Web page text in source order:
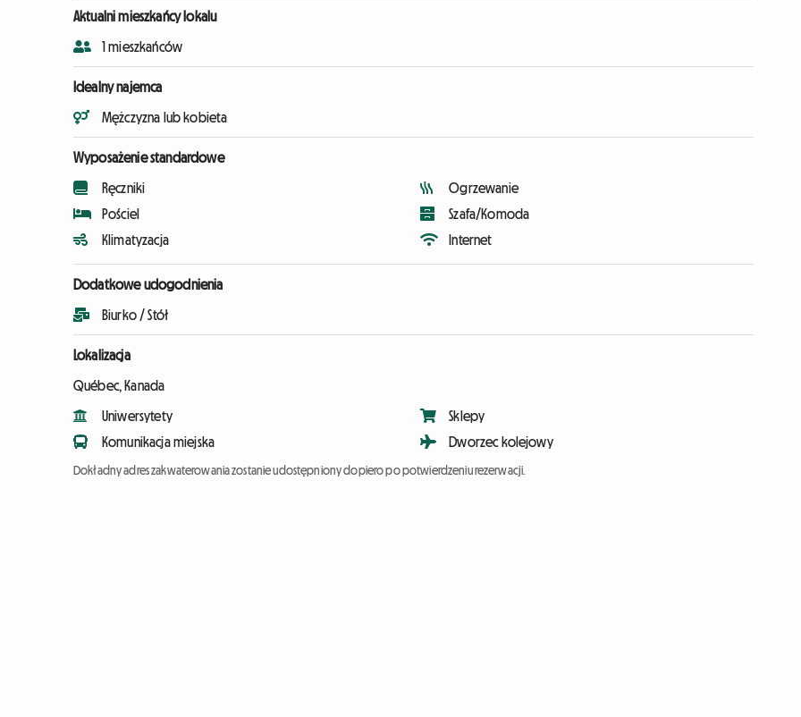
Aktualni mieszkańcy lokalu
1 mieszkańców
Idealny najemca
Mężczyzna lub kobieta
Wyposażenie standardowe
Ręczniki
Pościel
Klimatyzacja
Ogrzewanie
Szafa/Komoda
Internet
Dodatkowe udogodnienia
Biurko / Stół
Lokalizacja
Québec, Kanada
Uniwersytety
Komunikacja miejska
Sklepy
Dworzec kolejowy
Dokładny adres zakwaterowania zostanie udostępniony dopiero po potwierdzeniu rezerwacji.